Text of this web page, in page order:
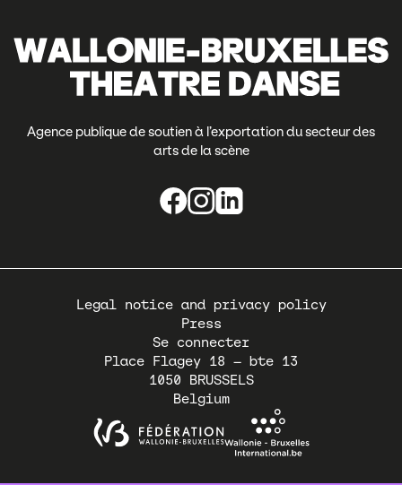
Agence publique de soutien à l’exportation du secteur des
arts de la scène
Pied
Legal notice and privacy policy
Press
Se connecter
Place Flagey 18 – bte 13
1050
BRUSSELS
Belgium